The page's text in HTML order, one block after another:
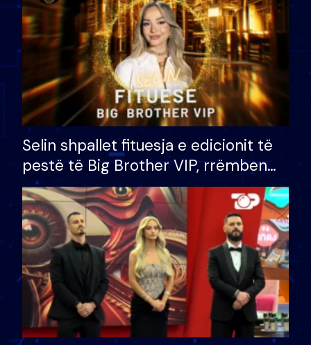
Selin shpallet fituesja e edicionit të
pestë të Big Brother VIP, rrëmben
çmimin e madh prej 100 mijë eurosh